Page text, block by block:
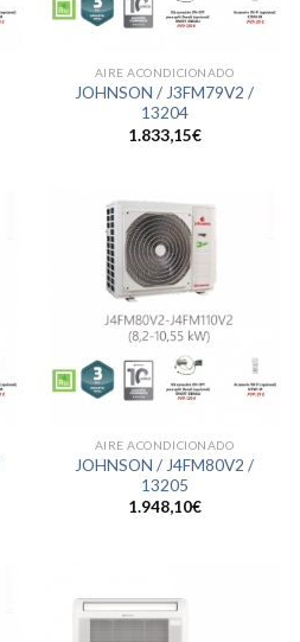
AIRE ACONDICIONADO
JOHNSON / J3FM79V2 /
13204
1.833,15€
AIRE ACONDICIONADO
JOHNSON / J4FM80V2 /
13205
1.948,10€